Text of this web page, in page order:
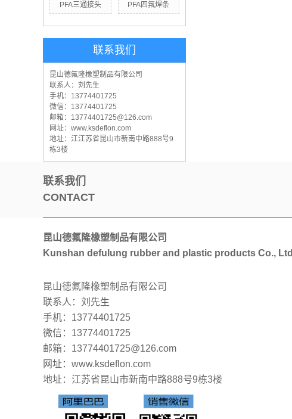
PFA三通接头 PFA四氟焊条
联系我们
昆山德氟隆橡塑制品有限公司
联系人：刘先生
手机：13774401725
微信：13774401725
邮箱：13774401725@126.com
网址：www.ksdeflon.com
地址：江江苏省昆山市新南中路888号9
栋3楼
联系我们
CONTACT
昆山德氟隆橡塑制品有限公司
Kunshan defulung rubber and plastic products Co., Ltd
昆山德氟隆橡塑制品有限公司
联系人：刘先生
手机：13774401725
微信：13774401725
邮箱：13774401725@126.com
网址：www.ksdeflon.com
地址： 江苏省昆山市新南中路888号9栋3楼